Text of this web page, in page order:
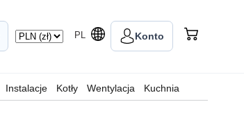
PL Konto
Instalacje Kotły Wentylacja Kuchnia